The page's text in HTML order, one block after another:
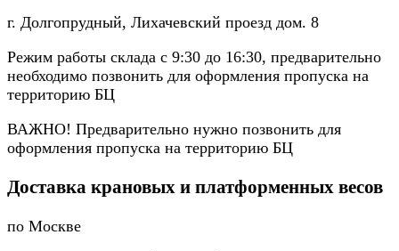
г. Долгопрудный, Лихачевский проезд дом. 8
Режим работы склада с 9:30 до 16:30, предварительно
необходимо позвонить для оформления пропуска на
территорию БЦ
ВАЖНО! Предварительно нужно позвонить для
оформления пропуска на территорию БЦ
Доставка крановых и платформенных весов
по Москве